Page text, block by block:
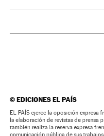
©EDICIONES EL PAÍS
EL PAÍS ejerce la oposición expresa
la elaboración de revistas de prensa
también realiza la reserva expresa
comunicación pública de sus